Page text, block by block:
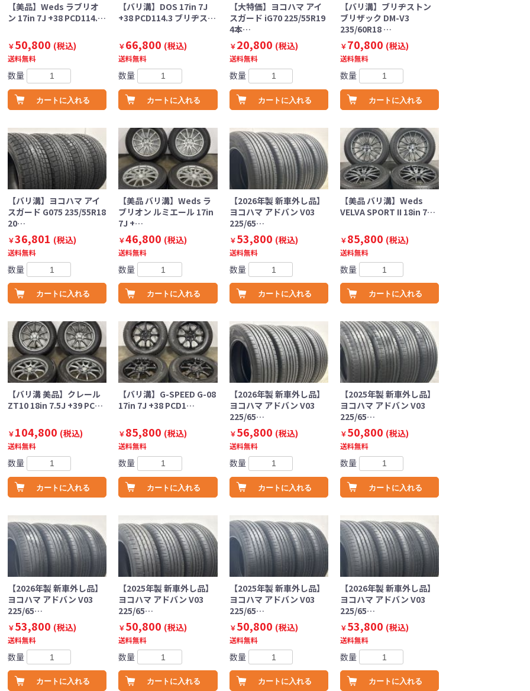
【美品】Weds ラブリオ
ン 17in 7J +38 PCD114.…
￥50,800 (税込)
送料無料
数量
カートに入れる
【バリ溝】DOS 17in 7J
+38 PCD114.3 ブリヂス…
￥66,800 (税込)
送料無料
数量
カートに入れる
【大特価】ヨコハマ アイ
スガード iG70 225/55R19
4本…
￥20,800 (税込)
送料無料
数量
カートに入れる
【バリ溝】ブリヂストン
ブリザック DM-V3
235/60R18 …
￥70,800 (税込)
送料無料
数量
カートに入れる
【バリ溝】ヨコハマ アイ
スガード G075 235/55R18
20…
￥36,801 (税込)
送料無料
数量
カートに入れる
【美品 バリ溝】Weds ラ
ブリオン ルミエール 17in
7J +…
￥46,800 (税込)
送料無料
数量
カートに入れる
【2026年製 新車外し品】
ヨコハマ アドバン V03
225/65…
￥53,800 (税込)
送料無料
数量
カートに入れる
【美品 バリ溝】Weds
VELVA SPORT II 18in 7…
￥85,800 (税込)
送料無料
数量
カートに入れる
【バリ溝 美品】クレール
ZT10 18in 7.5J +39 PC…
￥104,800 (税込)
送料無料
数量
カートに入れる
【バリ溝】G-SPEED G-08
17in 7J +38 PCD1…
￥85,800 (税込)
送料無料
数量
カートに入れる
【2026年製 新車外し品】
ヨコハマ アドバン V03
225/65…
￥56,800 (税込)
送料無料
数量
カートに入れる
【2025年製 新車外し品】
ヨコハマ アドバン V03
225/65…
￥50,800 (税込)
送料無料
数量
カートに入れる
【2026年製 新車外し品】
ヨコハマ アドバン V03
225/65…
￥53,800 (税込)
送料無料
数量
カートに入れる
【2025年製 新車外し品】
ヨコハマ アドバン V03
225/65…
￥50,800 (税込)
送料無料
数量
カートに入れる
【2025年製 新車外し品】
ヨコハマ アドバン V03
225/65…
￥50,800 (税込)
送料無料
数量
カートに入れる
【2026年製 新車外し品】
ヨコハマ アドバン V03
225/65…
￥53,800 (税込)
送料無料
数量
カートに入れる